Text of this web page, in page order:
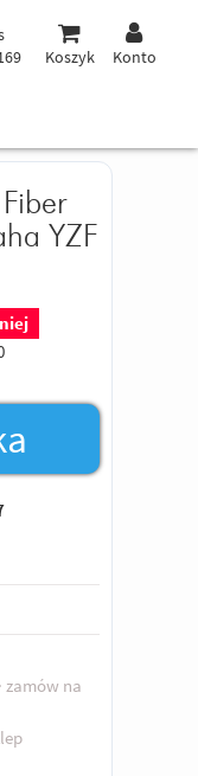
Koszyk Konto
YZF
· zamów na